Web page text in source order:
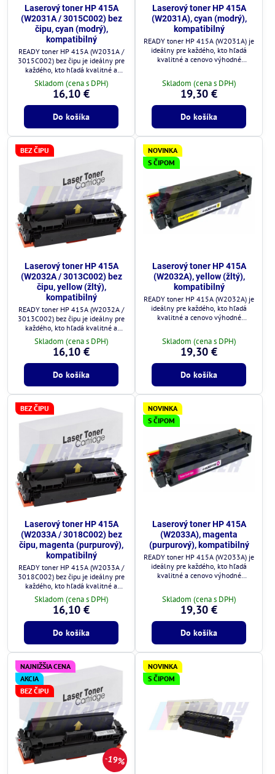
Laserový toner HP 415A
(W2031A / 3015C002) bez
čipu, cyan (modrý),
kompatibilný
READY toner HP 415A (W2031A /
3015C002) bez čipu je ideálny pre
každého, kto hľadá kvalitné a
cenovo výhodné riešenie.
Skladom (cena s DPH)
16,10 €
Do košíka
Laserový toner HP 415A
(W2031A), cyan (modrý),
kompatibilný
READY toner HP 415A (W2031A) je
ideálny pre každého, kto hľadá
kvalitné a cenovo výhodné
Skladom (cena s DPH)
19,30 €
Do košíka
BEZ ČIPU
Laserový toner HP 415A
(W2032A / 3013C002) bez
čipu, yellow (žltý),
kompatibilný
READY toner HP 415A (W2032A /
3013C002) bez čipu je ideálny pre
každého, kto hľadá kvalitné a
cenovo výhodné riešenie.
Skladom (cena s DPH)
16,10 €
Do košíka
NOVINKA
S ČIPOM
Laserový toner HP 415A
(W2032A), yellow (žltý),
kompatibilný
READY toner HP 415A (W2032A) je
ideálny pre každého, kto hľadá
kvalitné a cenovo výhodné
Skladom (cena s DPH)
19,30 €
Do košíka
BEZ ČIPU
Laserový toner HP 415A
(W2033A / 3018C002) bez
čipu, magenta (purpurový),
kompatibilný
READY toner HP 415A (W2033A /
3018C002) bez čipu je ideálny pre
každého, kto hľadá kvalitné a
cenovo výhodné riešenie.
Skladom (cena s DPH)
16,10 €
Do košíka
NOVINKA
S ČIPOM
Laserový toner HP 415A
(W2033A), magenta
(purpurový), kompatibilný
READY toner HP 415A (W2033A) je
ideálny pre každého, kto hľadá
kvalitné a cenovo výhodné
Skladom (cena s DPH)
19,30 €
Do košíka
19%
NAJNIŽŠIA CENA
AKCIA
BEZ ČIPU
NOVINKA
S ČIPOM